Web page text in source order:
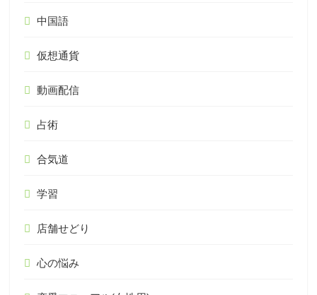
中国語
仮想通貨
動画配信
占術
合気道
学習
店舗せどり
心の悩み